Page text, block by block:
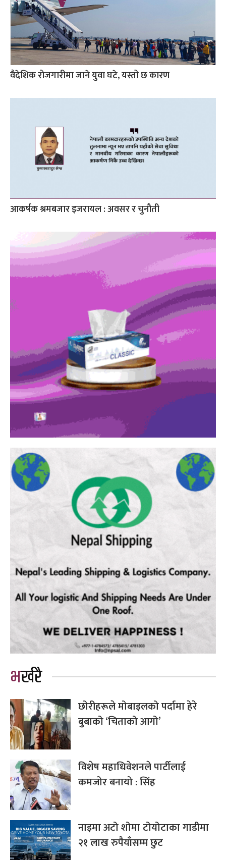
वैदेशिक रोजगारीमा जाने युवा घटे, यस्तो छ कारण
आकर्षक श्रमबजार इजरायल : अवसर र चुनौती
भर्खरै
छोरीहरूले मोबाइलको पर्दामा हेरे
बुबाको ‘चिताको आगो’
विशेष महाधिवेशनले पार्टीलाई
कमजोर बनायो : सिंह
नाइमा अटो शोमा टोयोटाका गाडीमा
२१ लाख रुपैयाँसम्म छुट